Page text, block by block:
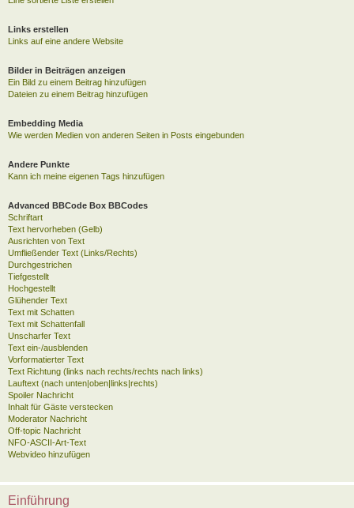
Links erstellen
Links auf eine andere Website
Bilder in Beiträgen anzeigen
Ein Bild zu einem Beitrag hinzufügen
Dateien zu einem Beitrag hinzufügen
Embedding Media
Wie werden Medien von anderen Seiten in Posts eingebunden
Andere Punkte
Kann ich meine eigenen Tags hinzufügen
Advanced BBCode Box BBCodes
Schriftart
Text hervorheben (Gelb)
Ausrichten von Text
Umfließender Text (Links/Rechts)
Durchgestrichen
Tiefgestellt
Hochgestellt
Glühender Text
Text mit Schatten
Text mit Schattenfall
Unscharfer Text
Text ein-/ausblenden
Vorformatierter Text
Text Richtung (links nach rechts/rechts nach links)
Lauftext (nach unten|oben|links|rechts)
Spoiler Nachricht
Inhalt für Gäste verstecken
Moderator Nachricht
Off-topic Nachricht
NFO-ASCII-Art-Text
Webvideo hinzufügen
Einführung